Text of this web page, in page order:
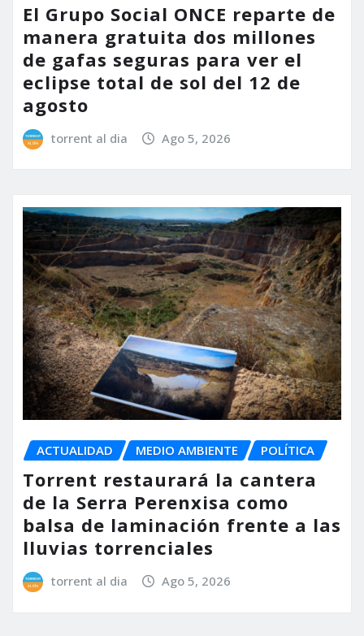
El Grupo Social ONCE reparte de
manera gratuita dos millones
de gafas seguras para ver el
eclipse total de sol del 12 de
agosto
torrent al dia Ago 5, 2026
ACTUALIDAD MEDIO AMBIENTE POLÍTICA
Torrent restaurará la cantera
de la Serra Perenxisa como
balsa de laminación frente a las
lluvias torrenciales
torrent al dia Ago 5, 2026